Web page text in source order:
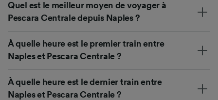
Quel est le meilleur moyen de voyager à
Pescara Centrale depuis Naples ?
À quelle heure est le premier train entre
Naples et Pescara Centrale ?
À quelle heure est le dernier train entre
Naples et Pescara Centrale ?